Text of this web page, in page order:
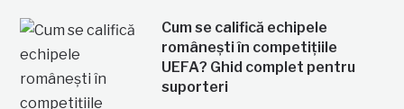
Cum se califică echipele
românești în competițiile
UEFA? Ghid complet pentru
suporteri